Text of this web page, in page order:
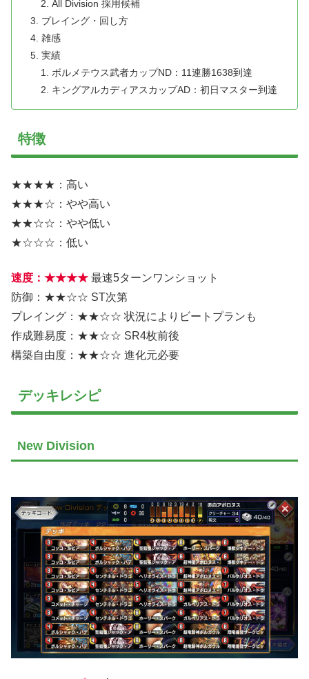
All Division 採用候補
プレイング・回し方
雑感
実績
ボルメテウス武者カップND：11連勝1638到達
キングアルカディアスカップAD：初日マスター到達
特徴
★★★★：高い
★★★☆：やや高い
★★☆☆：やや低い
★☆☆☆：低い
速度：★★★★ 最速5ターンワンショット
防御：★★☆☆ ST次第
プレイング：★★☆☆ 状況によりビートプランも
作成難易度：★★☆☆ SR4枚前後
構築自由度：★★☆☆ 進化元必要
デッキレシピ
New Division